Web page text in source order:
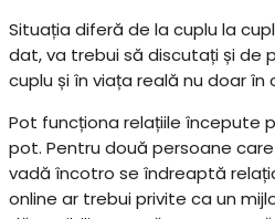
Situația diferă de la cuplu la
dat, va trebui să discutați și de
cuplu și în viața reală nu doar în
Pot funcționa relațiile începute
pot. Pentru două persoane
vadă încotro se îndreaptă
online ar trebui privite ca un